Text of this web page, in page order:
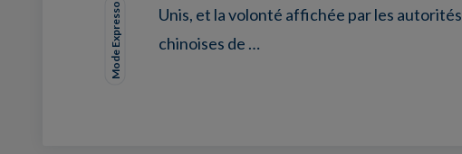
Mode Expresso
Unis, et la volonté affichée par les autorités
chinoises de …